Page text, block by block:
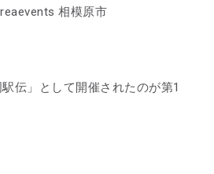
相模原市
伝」として開催されたのが第1